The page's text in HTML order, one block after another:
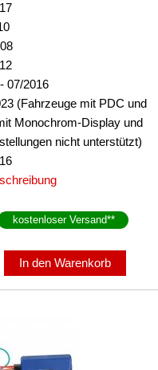
07/2016
(Fahrzeuge mit PDC und
Monochrom-Display und
nicht unterstützt)
kostenloser Versand**
In den Warenkorb